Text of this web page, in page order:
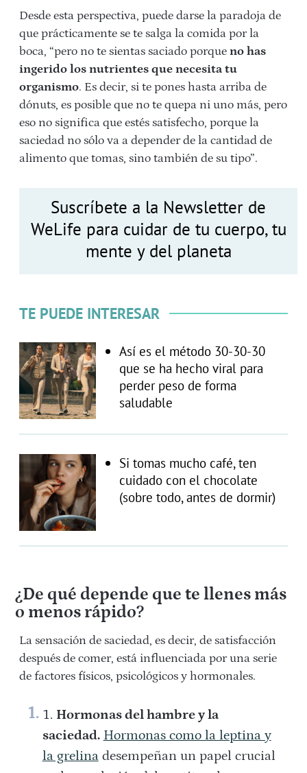
Desde esta perspectiva, puede darse la paradoja de
que prácticamente se te salga la comida por la
boca, “pero no te sientas saciado porque no has
ingerido los nutrientes que necesita tu
organismo. Es decir, si te pones hasta arriba de
dónuts, es posible que no te quepa ni uno más, pero
eso no significa que estés satisfecho, porque la
saciedad no sólo va a depender de la cantidad de
alimento que tomas, sino también de su tipo”.
Suscríbete a la Newsletter de
WeLife para cuidar de tu cuerpo, tu
mente y del planeta
TE PUEDE INTERESAR
Así es el método 30-30-30
que se ha hecho viral para
perder peso de forma
saludable
Si tomas mucho café, ten
cuidado con el chocolate
(sobre todo, antes de dormir)
¿De qué depende que te llenes más
o menos rápido?
La sensación de saciedad, es decir, de satisfacción
después de comer, está influenciada por una serie
de factores físicos, psicológicos y hormonales.
Hormonas del hambre y la
saciedad. Hormonas como la leptina y
la grelinadesempeñan un papel crucial